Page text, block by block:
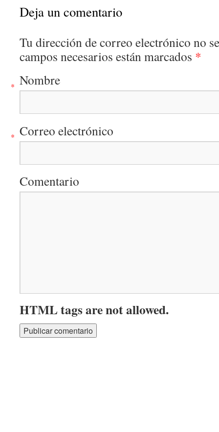
Deja un comentario
Tu dirección de correo electrónico no
campos necesarios están marcados *
Nombre
*
Correo electrónico
*
Comentario
HTML tags are not allowed.